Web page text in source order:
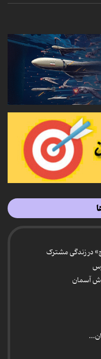
در زندگی مشترک
آسمان